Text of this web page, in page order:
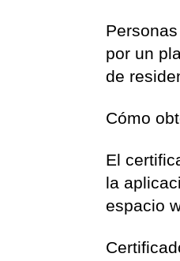
por un
de
Cómo
El
la
espacio